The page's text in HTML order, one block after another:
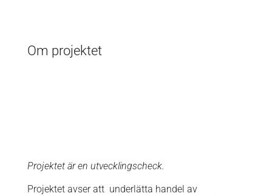
Om projektet
Projektet är en utvecklingscheck.
Projektet avser att underlätta handel av